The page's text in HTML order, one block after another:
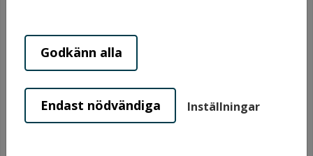
Under våren 2026 renoveras
Godkänn alla
Endast nödvändiga Inställningar